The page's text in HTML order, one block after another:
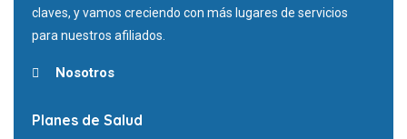
claves, y vamos creciendo con más lugares de servicios
para nuestros afiliados.
Nosotros
Planes de Salud